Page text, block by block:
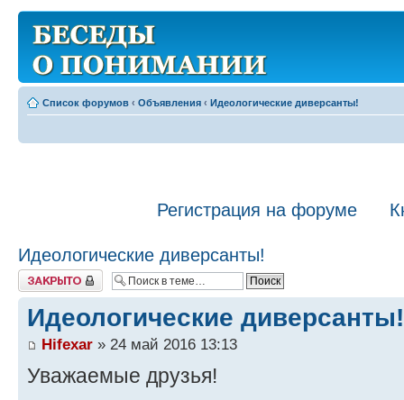
Список форумов ‹ Объявления ‹ Идеологические диверсанты!
Регистрация на форуме
Идеологические диверсанты!
Закрыто
Идеологические диверсанты!
Hifexar » 24 май 2016 13:13
Уважаемые друзья!